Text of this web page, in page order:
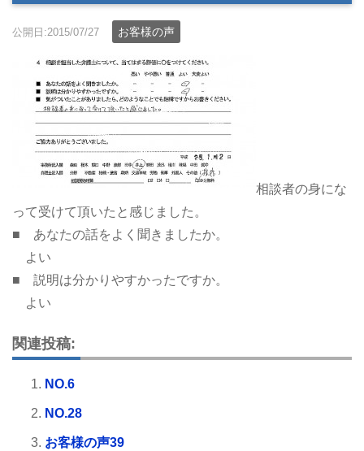
公開日:2015/07/27 お客様の声
相談者の身にな
って受けて頂いたと感じました。
■ あなたの話をよく聞きましたか。
よい
■ 説明は分かりやすかったですか。
よい
関連投稿:
NO.6
NO.28
お客様の声39